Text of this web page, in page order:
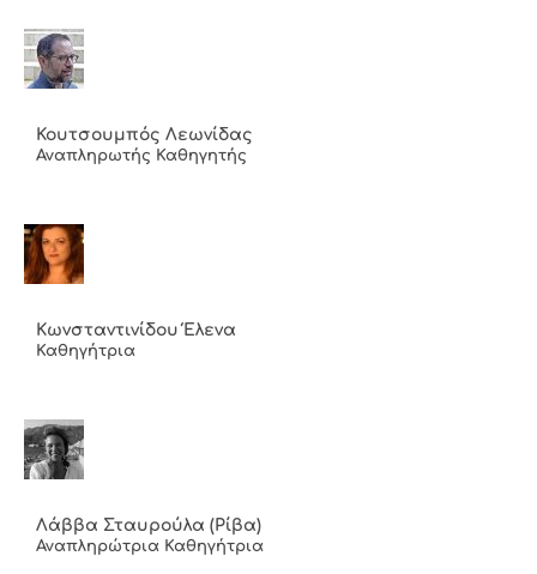
Κουτσουμπός Λεωνίδας
Αναπληρωτής Καθηγητής
Κωνσταντινίδου Έλενα
Καθηγήτρια
Λάββα Σταυρούλα (Ρίβα)
Αναπληρώτρια Καθηγήτρια